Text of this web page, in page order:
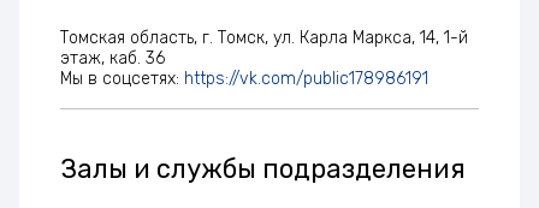
Томская область, г. Томск, ул. Карла Маркса, 14, 1-й
этаж, каб. 36
Мы в соцсетях: https://vk.com/public178986191
Залы и службы подразделения